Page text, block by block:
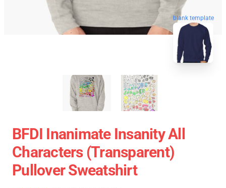
blank template
BFDI Inanimate Insanity All
Characters (Transparent)
Pullover Sweatshirt